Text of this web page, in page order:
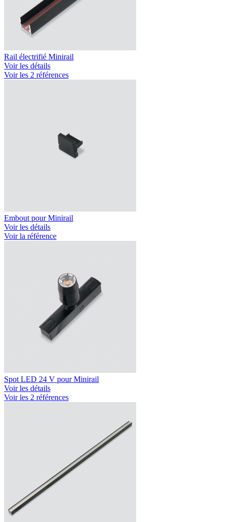
Rail électrifié Minirail
Voir les détails
Voir les 2 références
Embout pour Minirail
Voir les détails
Voir la référence
Spot LED 24 V pour Minirail
Voir les détails
Voir les 2 références